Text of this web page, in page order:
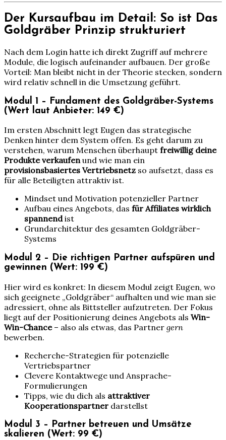
Der Kursaufbau im Detail: So ist Das
Goldgräber Prinzip strukturiert
Nach dem Login hatte ich direkt Zugriff auf mehrere
Module, die logisch aufeinander aufbauen. Der große
Vorteil: Man bleibt nicht in der Theorie stecken, sondern
wird relativ schnell in die Umsetzung geführt.
Modul 1 – Fundament des Goldgräber-Systems
(Wert laut Anbieter: 149 €)
Im ersten Abschnitt legt Eugen das strategische
Denken hinter dem System offen. Es geht darum zu
verstehen, warum Menschen überhaupt freiwillig deine
Produkte verkaufenund wie man ein
provisionsbasiertes Vertriebsnetz so aufsetzt, dass es
für alle Beteiligten attraktiv ist.
Mindset und Motivation potenzieller Partner
Aufbau eines Angebots, das für Affiliates wirklich
spannendist
Grundarchitektur des gesamten Goldgräber-
Systems
Modul 2 – Die richtigen Partner aufspüren und
gewinnen (Wert: 199 €)
Hier wird es konkret: In diesem Modul zeigt Eugen, wo
sich geeignete „Goldgräber“ aufhalten und wie man sie
adressiert, ohne als Bittsteller aufzutreten. Der Fokus
liegt auf der Positionierung deines Angebots als Win-
Win-Chance– also als etwas, das Partner gern
bewerben.
Recherche-Strategien für potenzielle
Vertriebspartner
Clevere Kontaktwege und Ansprache-
Formulierungen
Tipps, wie du dich als attraktiver
Kooperationspartner darstellst
Modul 3 – Partner betreuen und Umsätze
skalieren (Wert: 99 €)